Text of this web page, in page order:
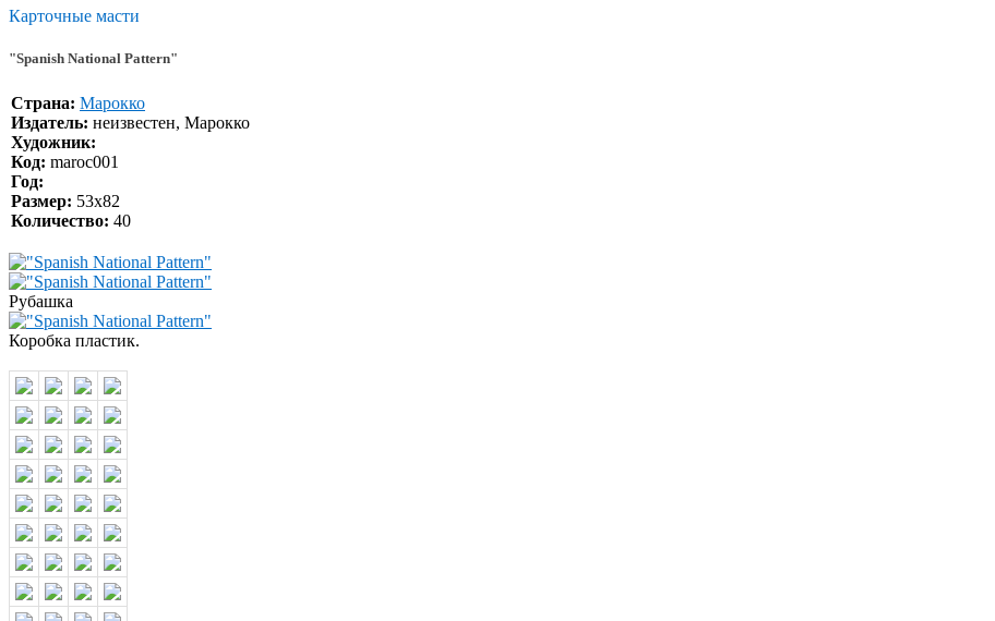
Карточные масти
"Spanish National Pattern"
Страна: Марокко
Издатель: неизвестен, Марокко
Художник:
Код: maroc001
Год:
Размер: 53х82
Количество: 40
Рубашка
Коробка пластик.